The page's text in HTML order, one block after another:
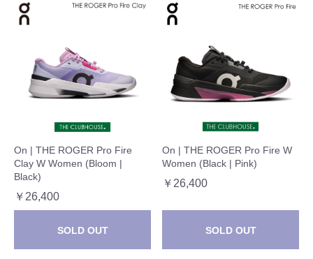
On | THE ROGER Pro Fire
Clay W Women (Bloom |
Black)
￥26,400
SOLD OUT
On | THE ROGER Pro Fire W
Women (Black | Pink)
￥26,400
SOLD OUT